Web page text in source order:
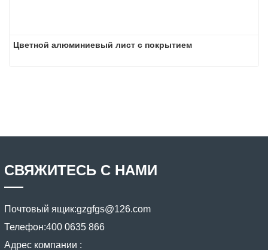
Цветной алюминиевый лист с покрытием
СВЯЖИТЕСЬ С НАМИ
Почтовый ящик:gzgfgs@126.com
Телефон:400 0635 866
Адрес компании :